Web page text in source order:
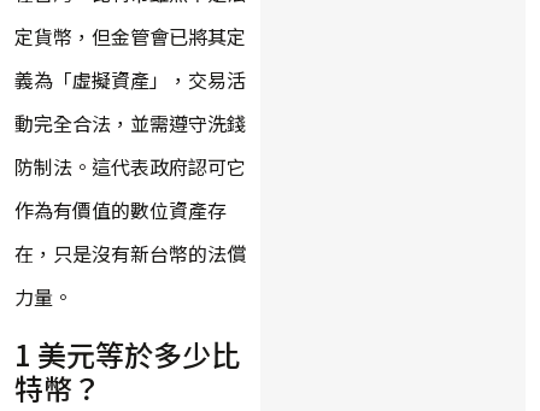
定貨幣，但金管會已將其定
義為「虛擬資產」，交易活
動完全合法，並需遵守洗錢
防制法。這代表政府認可它
作為有價值的數位資產存
在，只是沒有新台幣的法償
力量。
1 美元等於多少比
特幣？